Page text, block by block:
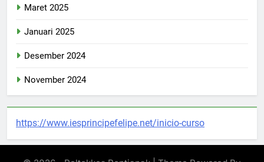
Maret 2025
Januari 2025
Desember 2024
November 2024
https://www.iesprincipefelipe.net/inicio-curso